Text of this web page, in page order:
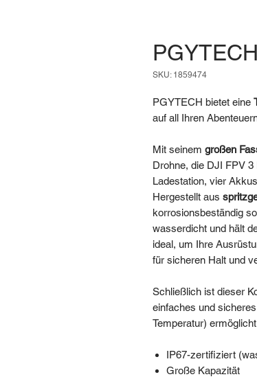
SKU: 1859474
PGYTECH bietet eine
auf all Ihren
Mit seinem großen
Drohne, die DJI FPV
Ladestation, vier
Hergestellt aus
korrosionsbeständig
wasserdicht und hält
ideal, um Ihre
für sicheren Halt und
Schließlich ist dieser
einfaches und
Temperatur)
IP67-zertifiziert
Große Kapazität